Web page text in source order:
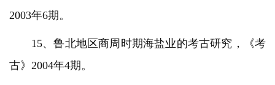
2003年6期。
15、鲁北地区商周时期海盐业的考古研究，《考
古》2004年4期。